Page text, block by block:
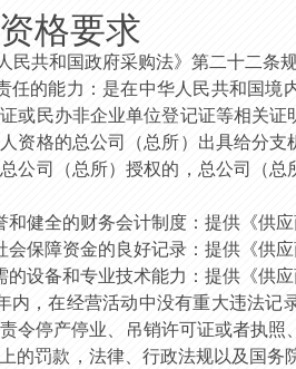
格要求
民共和国政府采购法》第二十二条
任的能力：是在中华人民共和国
或民办非企业单位登记证等相关
资格的总公司（总所）出具给分
公司（总所）授权的，总公司（
和健全的财务会计制度：提供《供
会保障资金的良好记录：提供《供
的设备和专业技术能力：提供《供
内，在经营活动中没有重大违法
令停产停业、吊销许可证或者执
的罚款，法律、行政法规以及国